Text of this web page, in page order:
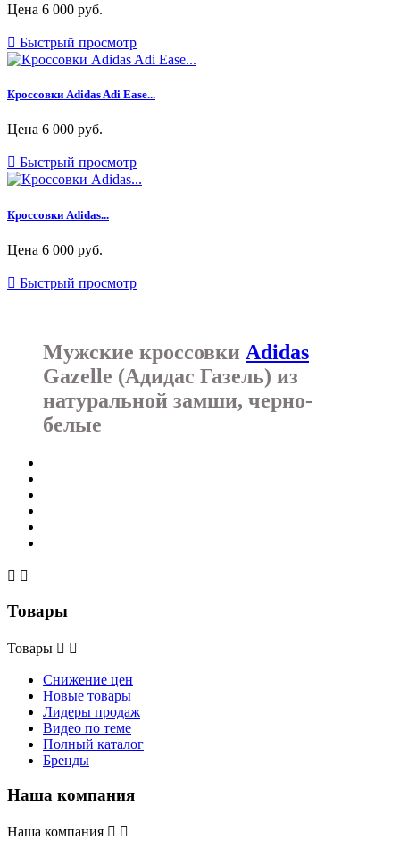
Цена 6 000 руб.
 Быстрый просмотр
Кроссовки Adidas Adi Ease...
Цена 6 000 руб.
 Быстрый просмотр
Кроссовки Adidas...
Цена 6 000 руб.
 Быстрый просмотр
Мужские кроссовки Adidas
Gazelle (Адидас Газель) из
натуральной замши, черно-
белые
 
Товары
Товары  
Снижение цен
Новые товары
Лидеры продаж
Видео по теме
Полный каталог
Бренды
Наша компания
Наша компания  